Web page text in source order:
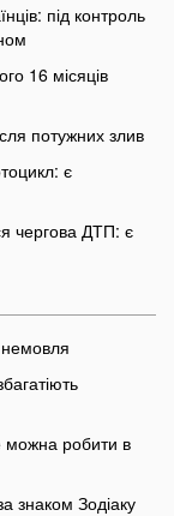
під контроль
16 місяців
потужних злив
є
чергова ДТП: є
немовля
можна робити в
знаком Зодіаку